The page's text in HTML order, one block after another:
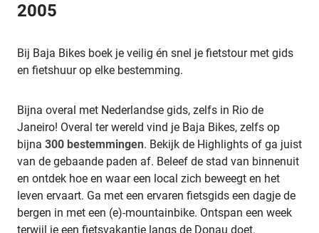
2005
Bij Baja Bikes boek je veilig én snel je fietstour met gids
en fietshuur op elke bestemming.
Bijna overal met Nederlandse gids, zelfs in Rio de
Janeiro! Overal ter wereld vind je Baja Bikes, zelfs op
bijna 300 bestemmingen. Bekijk de Highlights of ga juist
van de gebaande paden af. Beleef de stad van binnenuit
en ontdek hoe en waar een local zich beweegt en het
leven ervaart. Ga met een ervaren fietsgids een dagje de
bergen in met een (e)-mountainbike. Ontspan een week
terwijl je een fietsvakantie langs de Donau doet.